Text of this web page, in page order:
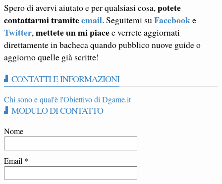
Spero di avervi aiutato e per qualsiasi cosa,potete
contattarmi tramiteemail. Seguitemi suFacebooke
Twitter,mettete un mi piacee verrete aggiornati
direttamente in bacheca quando pubblico nuove guide o
aggiorno quelle già scritte!
CONTATTI E INFORMAZIONI
Chi sono e qual'è l'Obiettivo di Dgame.it
MODULO DI CONTATTO
Nome
Email *